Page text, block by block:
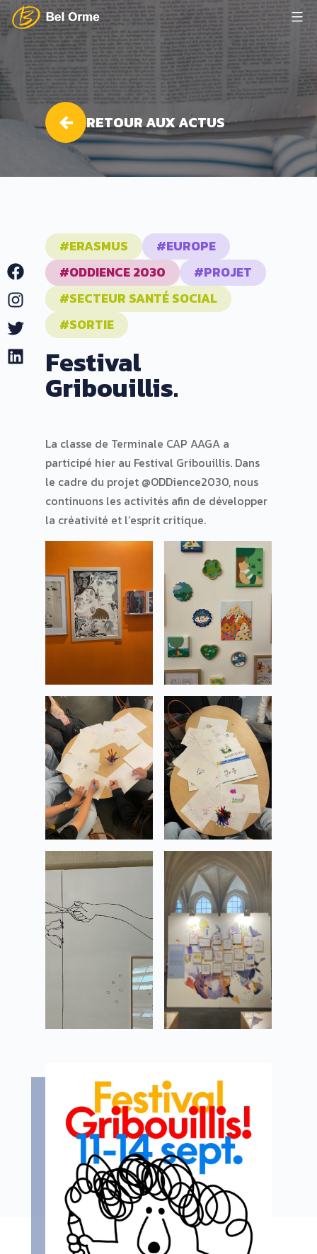
Aller
au
contenu
Lycée
Bel
Orme
RETOUR AUX ACTUS
Facebook
Instagram
Twitter
LinkedIn
#ERASMUS
#EUROPE
#ODDIENCE 2030
#PROJET
#SECTEUR SANTÉ SOCIAL
#SORTIE
Festival
Gribouillis.
La classe de Terminale CAP AAGA a
participé hier au Festival Gribouillis. Dans
le cadre du projet @ODDience2030, nous
continuons les activités afin de développer
la créativité et l’esprit critique.